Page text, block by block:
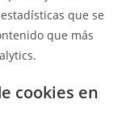
que se
que más
cookies en